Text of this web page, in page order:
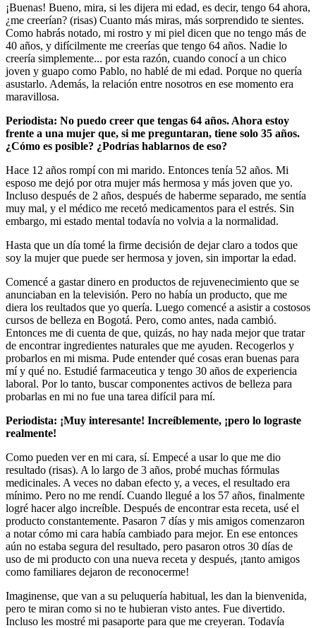
¡Buenas! Bueno, mira, si les dijera mi edad, es decir, tengo 64 ahora,
¿me creerían? (risas) Cuanto más miras, más sorprendido te sientes.
Como habrás notado, mi rostro y mi piel dicen que no tengo más de
40 años, y difícilmente me creerías que tengo 64 años. Nadie lo
creería simplemente... por esta razón, cuando conocí a un chico
joven y guapo como Pablo, no hablé de mi edad. Porque no quería
asustarlo. Además, la relación entre nosotros en ese momento era
maravillosa.
Periodista: No puedo creer que tengas 64 años. Ahora estoy
frente a una mujer que, si me preguntaran, tiene solo 35 años.
¿Cómo es posible? ¿Podrías hablarnos de eso?
Hace 12 años rompí con mi marido. Entonces tenía 52 años. Mi
esposo me dejó por otra mujer más hermosa y más joven que yo.
Incluso después de 2 años, después de haberme separado, me sentía
muy mal, y el médico me recetó medicamentos para el estrés. Sin
embargo, mi estado mental todavía no volvia a la normalidad.
Hasta que un día tomé la firme decisión de dejar claro a todos que
soy la mujer que puede ser hermosa y joven, sin importar la edad.
Comencé a gastar dinero en productos de rejuvenecimiento que se
anunciaban en la televisión. Pero no había un producto, que me
diera los reultados que yo quería. Luego comencé a asistir a costosos
cursos de belleza en Bogotá. Pero, como antes, nada cambió.
Entonces me di cuenta de que, quizás, no hay nada mejor que tratar
de encontrar ingredientes naturales que me ayuden. Recogerlos y
probarlos en mi misma. Pude entender qué cosas eran buenas para
mí y qué no. Estudié farmaceutica y tengo 30 años de experiencia
laboral. Por lo tanto, buscar componentes activos de belleza para
probarlas en mi no fue una tarea difícil para mí.
Periodista: ¡Muy interesante! Increíblemente, ¡pero lo lograste
realmente!
Como pueden ver en mi cara, sí. Empecé a usar lo que me dio
resultado (risas). A lo largo de 3 años, probé muchas fórmulas
medicinales. A veces no daban efecto y, a veces, el resultado era
mínimo. Pero no me rendí. Cuando llegué a los 57 años, finalmente
logré hacer algo increíble. Después de encontrar esta receta, usé el
producto constantemente. Pasaron 7 días y mis amigos comenzaron
a notar cómo mi cara había cambiado para mejor. En ese entonces
aún no estaba segura del resultado, pero pasaron otros 30 días de
uso de mi producto con una nueva receta y después, ¡tanto amigos
como familiares dejaron de reconocerme!
Imaginense, que van a su peluquería habitual, les dan la bienvenida,
pero te miran como si no te hubieran visto antes. Fue divertido.
Incluso les mostré mi pasaporte para que me creyeran. Todavía